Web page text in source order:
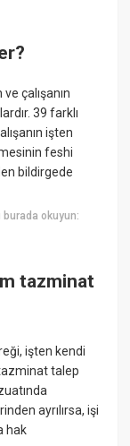
çalışanın
39 farklı
işten
feshi
bildirgede
burada okuyun:
tazminat
işten kendi
talep
ayrılırsa, işi
hak